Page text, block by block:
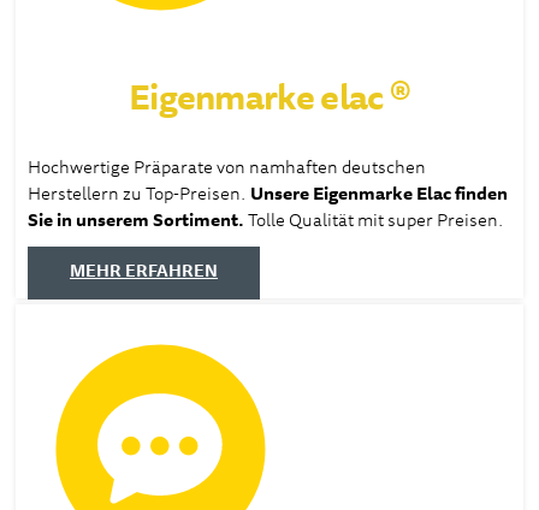
Eigenmarke elac ®
Hochwertige Präparate von namhaften deutschen
Herstellern zu Top-Preisen. Unsere Eigenmarke Elac finden
Sie in unserem Sortiment. Tolle Qualität mit super Preisen.
MEHR ERFAHREN